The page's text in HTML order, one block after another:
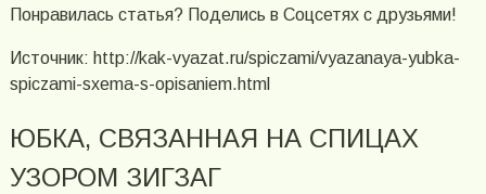
Понравилась статья? Поделись в Соцсетях с друзьями!
Источник: http://kak-vyazat.ru/spiczami/vyazanaya-yubka-
spiczami-sxema-s-opisaniem.html
ЮБКА, СВЯЗАННАЯ НА СПИЦАХ
УЗОРОМ ЗИГЗАГ